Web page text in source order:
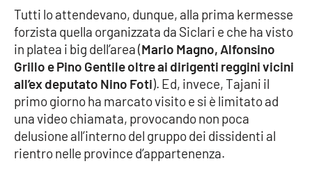
Sanità
Società
Sport
RUBRICHE
Good Morning Vietnam
Tutti lo attendevano, dunque, alla prima kermesse
forzista quella organizzata da Siclari e che ha visto
in platea i big dell’area (Mario Magno, Alfonsino
Grillo e Pino Gentile oltre ai dirigenti reggini vicini
all’ex deputato Nino Foti). Ed, invece, Tajani il
primo giorno ha marcato visito e si è limitato ad
una video chiamata, provocando non poca
delusione all’interno del gruppo dei dissidenti al
rientro nelle province d’appartenenza.